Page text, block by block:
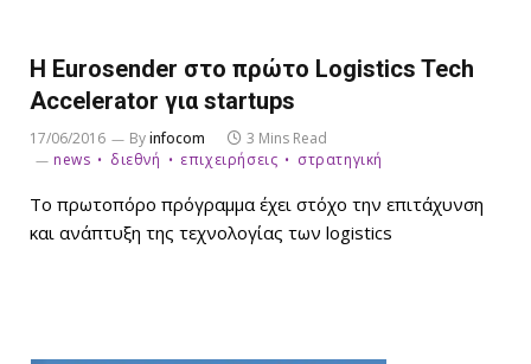
Η Eurosender στο πρώτο Logistics Tech
Accelerator για startups
17/06/2016 Byinfocom
3 Mins Read
news
διεθνή επιχειρήσεις στρατηγική
Το πρωτοπόρο πρόγραμμα έχει στόχο την επιτάχυνση
και ανάπτυξη της τεχνολογίας των logistics